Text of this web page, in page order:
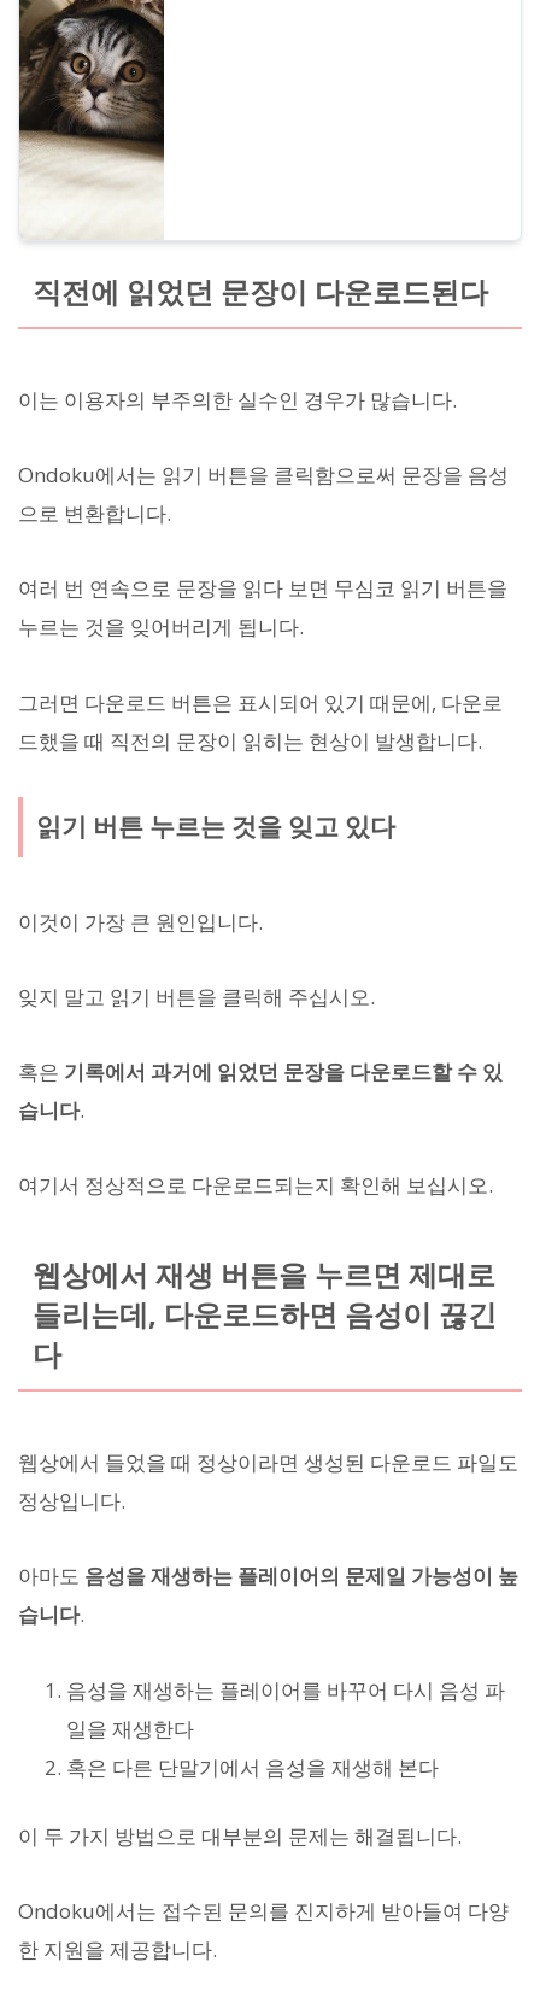
직전에 읽었던 문장이 다운로드된다
이는 이용자의 부주의한 실수인 경우가 많습니다.
Ondoku에서는 읽기 버튼을 클릭함으로써 문장을 음성
으로 변환합니다.
여러 번 연속으로 문장을 읽다 보면 무심코 읽기 버튼을
누르는 것을 잊어버리게 됩니다.
그러면 다운로드 버튼은 표시되어 있기 때문에, 다운로
드했을 때 직전의 문장이 읽히는 현상이 발생합니다.
읽기 버튼 누르는 것을 잊고 있다
이것이 가장 큰 원인입니다.
잊지 말고 읽기 버튼을 클릭해 주십시오.
혹은 기록에서 과거에 읽었던 문장을 다운로드할 수 있
습니다.
여기서 정상적으로 다운로드되는지 확인해 보십시오.
웹상에서 재생 버튼을 누르면 제대로
들리는데, 다운로드하면 음성이 끊긴
다
웹상에서 들었을 때 정상이라면 생성된 다운로드 파일도
정상입니다.
아마도 음성을 재생하는 플레이어의 문제일 가능성이 높
습니다.
음성을 재생하는 플레이어를 바꾸어 다시 음성 파
일을 재생한다
혹은 다른 단말기에서 음성을 재생해 본다
이 두 가지 방법으로 대부분의 문제는 해결됩니다.
Ondoku에서는 접수된 문의를 진지하게 받아들여 다양
한 지원을 제공합니다.